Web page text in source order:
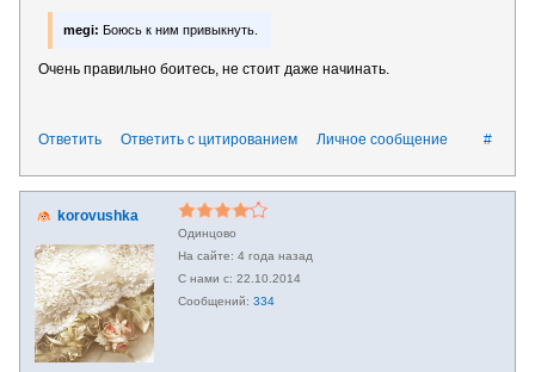
megi: Боюсь к ним привыкнуть.
Очень правильно боитесь, не стоит даже начинать.
#
Ответить Ответить с цитированием Личное сообщение
korovushka
Одинцово
4 года назад
22.10.2014
334